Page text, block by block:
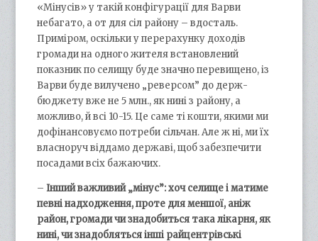
«Мінусів» у такій конфігурації для Варви
небагато, а от для сіл району – вдосталь.
Приміром, оскільки у перерахунку доходів
громади на одного жителя встановлений
показник по селищу буде значно перевищено, із
Варви буде вилучено „реверсом” до держ­
бюджету вже не 5 млн., як нині з району, а
можливо, й всі 10-15. Це саме ті кошти, якими ми
дофінансовуємо потреби сільчан. Але ж ні, ми їх
власноруч віддамо державі, щоб забезпечити
посадами всіх бажаючих.
–Інший важливий „мінус”: хоч селище і матиме
певні надходження, проте для меншої, аніж
район, громади чи знадобиться така лікарня, як
нині, чи знадобляться інші райцентрівські